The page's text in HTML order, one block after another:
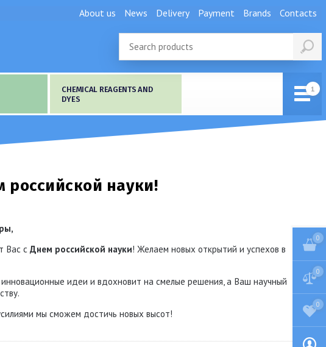
About us News Delivery Payment Brands Contacts
CHEMICAL REAGENTS AND
DYES
науки!
Вас с Днем российской науки! Желаем новых открытий и успехов в
идеи и вдохновит на смелые решения, а Ваш научный
мы сможем достичь новых высот!
0
0
0